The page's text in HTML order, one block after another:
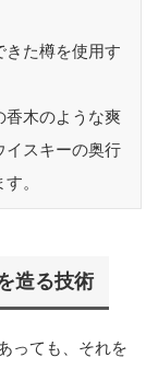
きた樽を使用す
香木のような爽
イスキーの奥行
。
造る技術
っても、それを